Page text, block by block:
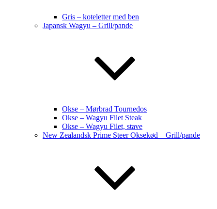
Gris – koteletter med ben
Japansk Wagyu – Grill/pande
Okse – Mørbrad Tournedos
Okse – Wagyu Filet Steak
Okse – Wagyu Filet, stave
New Zealandsk Prime Steer Oksekød – Grill/pande